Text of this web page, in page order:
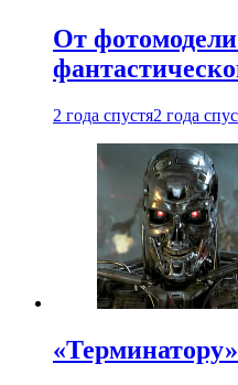
От
2 года спустя2 года